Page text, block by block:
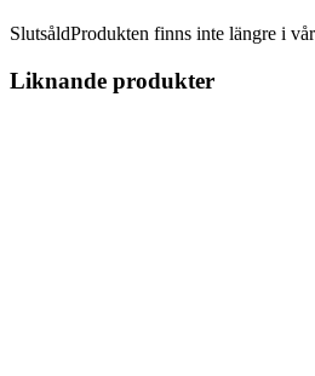
SlutsåldProdukten finns inte längre i
Liknande produkter